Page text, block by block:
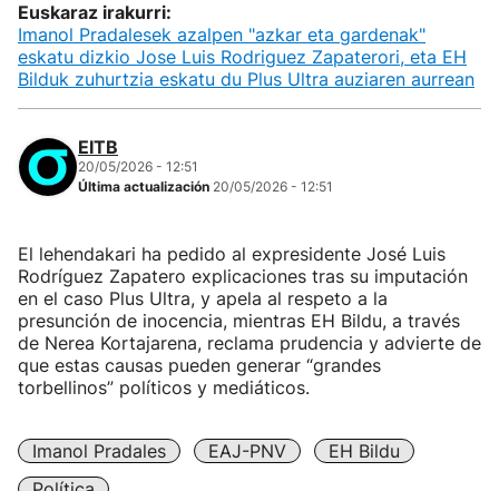
Euskaraz irakurri:
Imanol Pradalesek azalpen "azkar eta gardenak"
eskatu dizkio Jose Luis Rodriguez Zapaterori, eta EH
Bilduk zuhurtzia eskatu du Plus Ultra auziaren aurrean
EITB
20/05/2026 - 12:51
Última actualización 20/05/2026 - 12:51
El lehendakari ha pedido al expresidente José Luis
Rodríguez Zapatero explicaciones tras su imputación
en el caso Plus Ultra, y apela al respeto a la
presunción de inocencia, mientras EH Bildu, a través
de Nerea Kortajarena, reclama prudencia y advierte de
que estas causas pueden generar “grandes
torbellinos” políticos y mediáticos.
Imanol Pradales EAJ-PNV
EH Bildu